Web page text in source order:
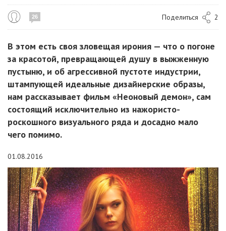
26 Поделиться 2
В этом есть своя зловещая ирония — что о погоне
за красотой, превращающей душу в выжженную
пустыню, и об агрессивной пустоте индустрии,
штампующей идеальные дизайнерские образы,
нам рассказывает фильм «Неоновый демон», сам
состоящий исключительно из нажористо-
роскошного визуального ряда и досадно мало
чего помимо.
01.08.2016